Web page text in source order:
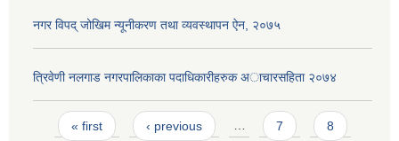
नगर विपद् जोखिम न्यूनीकरण तथा व्यवस्थापन ऐन, २०७५
त्रिवेणी नलगाड नगरपालिकाका पदाधिकारीहरुक अाचारस‌हिता २०७४
Pages
« first ‹ previous … 7 8